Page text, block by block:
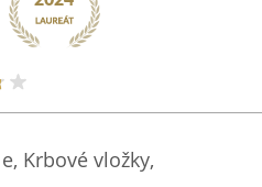
Krbové vložky,